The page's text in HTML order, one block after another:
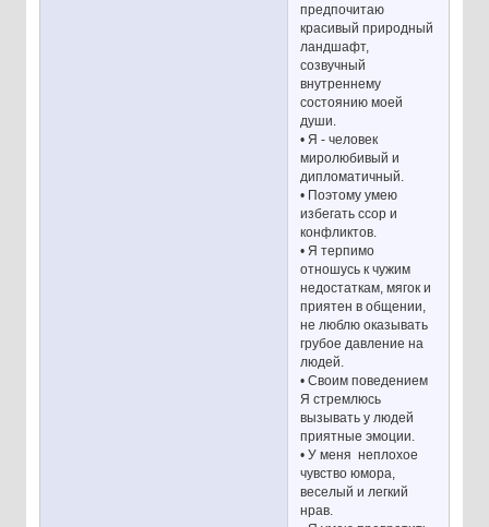
предпочитаю
красивый природный
ландшафт,
созвучный
внутреннему
состоянию моей
души.
• Я - человек
миролюбивый и
дипломатичный.
• Поэтому умею
избегать ссор и
конфликтов.
• Я терпимо
отношусь к чужим
недостаткам, мягок и
приятен в общении,
не люблю оказывать
грубое давление на
людей.
• Своим поведением
Я стремлюсь
вызывать у людей
приятные эмоции.
• У меня неплохое
чувство юмора,
веселый и легкий
нрав.